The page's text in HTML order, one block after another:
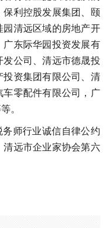
利控股发展集团、颐
清远区域的房地产开
东际华园投资发展有
公司、清远市德晟投
资集团有限公司、清
零配件有限公司，广
。
师行业诚信自律公约
远市企业家协会第六